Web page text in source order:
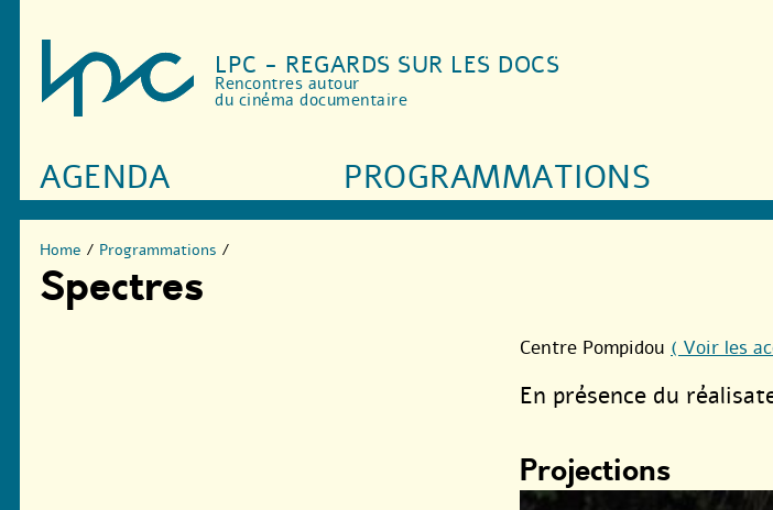
LPC - REGARDS SUR LES DOCS
Rencontres autour
du cinéma documentaire
AGENDA PROGRAMMATIONS
Home / Programmations /
Spectres
Centre Pompidou ( Voir les
En présence du
Projections